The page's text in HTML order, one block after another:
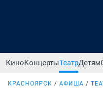
КиноКонцертыТеатрДетям
КРАСНОЯРСК АФИША